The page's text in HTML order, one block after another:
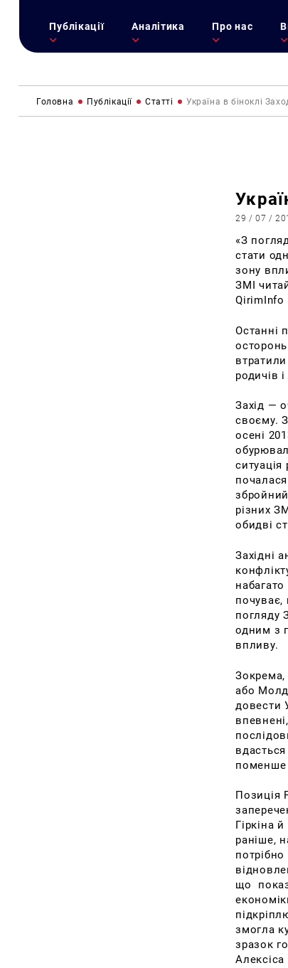
Публікації Аналітика Про нас
Головна Публікації Статті Україна в біноклі
29 / 07 /
«З
стати
зону
ЗМІ
QirimInfo
Останні
осторонь
родичів
Захід —
своєму.
осені
ситуація
різних
обидві
Західні
почуває,
погляду
одним з
впливу.
Зокрема,
або
довести
поменше
Позиція
Гіркіна
раніше,
що
змогла
зразок